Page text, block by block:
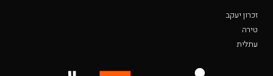
זכרון יעקב
טירה
עתלית